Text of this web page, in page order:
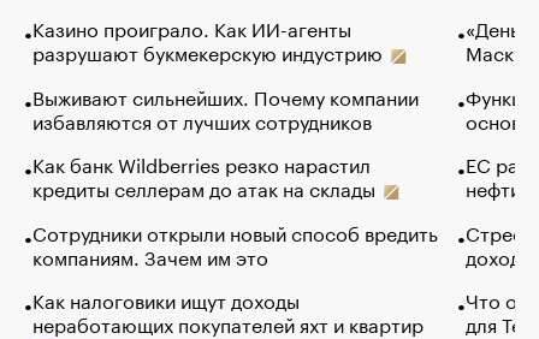
Казино проиграло. Как ИИ-агенты
разрушают букмекерскую индустрию
Выживают сильнейших. Почему компании
избавляются от лучших сотрудников
Как банк Wildberries резко нарастил
кредиты селлерам до атак на склады
Сотрудники открыли новый способ вредить
компаниям. Зачем им это
Как налоговики ищут доходы
неработающих покупателей яхт и квартир
Маск в
основ
ЕС
нефти
Что
для